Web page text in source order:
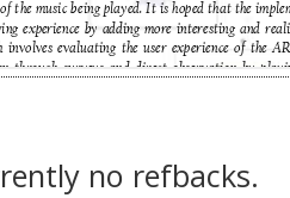
no refbacks.